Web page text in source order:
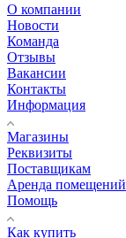
О компании
Новости
Команда
Отзывы
Вакансии
Контакты
Информация
Магазины
Реквизиты
Поставщикам
Аренда помещений
Помощь
Как купить